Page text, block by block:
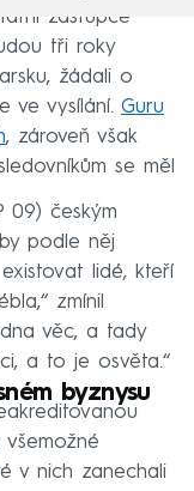
zástupce
tři roky
žádali o
ve vysílání. Guru
, zároveň však
se měl
09) českým
podle něj
lidé, kteří
zmínil
věc, a tady
a to je osvěta.“
byznysu
v nich zanechali